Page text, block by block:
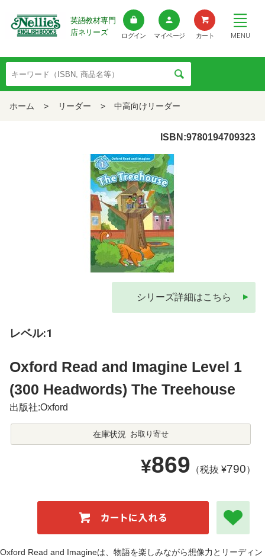
英語教材専門
店ネリーズ
ログイン マイページ カート MENU
ホーム > リーダー > 中高向けリーダー
ISBN:9780194709323
シリーズ詳細はこちら
レベル:1
Oxford Read and Imagine Level 1
(300 Headwords) The Treehouse
出版社:Oxford
在庫状況 お取り寄せ
¥869 （税抜 ¥790）
Oxford Read and Imagineは、物語を楽しみながら想像力とリーディン